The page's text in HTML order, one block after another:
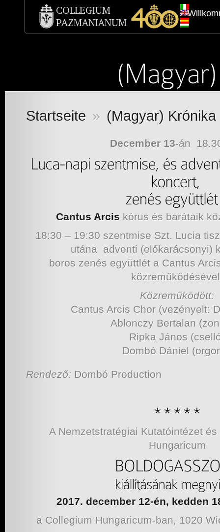
Startseite » (Magyar) Krónika
December 13-án
Cantus Arcis kórus és barátaik
18:30 – 19:30 szentmise Szt. Lucia
utána adventi (előkarácsonyi)
boros zenés együttlét a Cantus
Közreműködött:
Cantus Arcis Chor (vezényelt:
Ablonczy Bertalan
Ripka János
Dombó Dániel
Rendező: Dombó Production
A Nemzetstratégiai Kutatóintézet
Hungaricum
2017. december 12-én, kedden
a Collegium Hungaricum-ban, 1020